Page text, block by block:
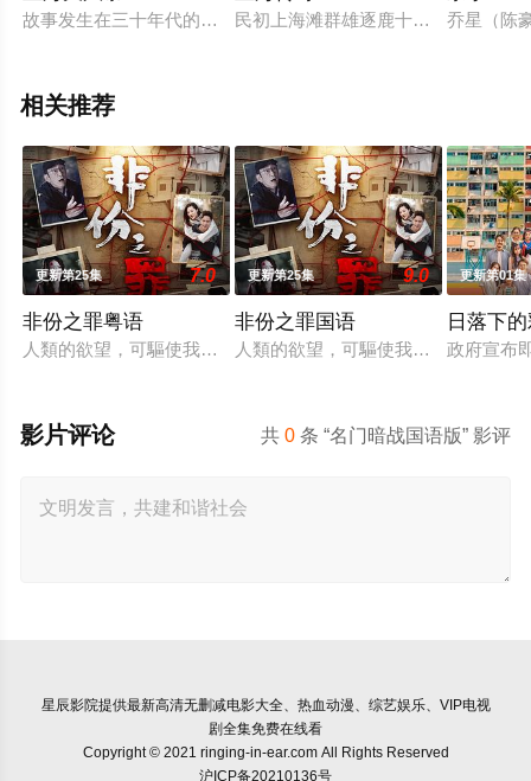
故事发生在三十年代的上海，欧阳日本为一私家侦探，后其父
民初上海滩群雄逐鹿十里大洋场仇杀
乔星（陈
相关推荐
更新第25集 7.0
非份之罪粤语
人類的欲望，可驅使我們超越自我，然而，當欲望失控，過份
更新第25集 9.0
非份之罪国语
人類的欲望，可驅使我們超越自我，
更新第01集
日落下
政府宣布
共0 条 “名门暗战国语版” 影评
影片评论
星辰影院提供最新高清无删减电影大全、热血动漫、综艺娱乐、VIP电视
剧全集免费在线看
Copyright © 2021 ringing-in-ear.com All Rights Reserved
沪ICP备20210136号